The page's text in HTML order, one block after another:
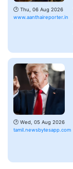
🕑 Thu, 06 Aug 2026
www.aanthaireporter.in
🕑 Wed, 05 Aug 2026
tamil.newsbytesapp.com